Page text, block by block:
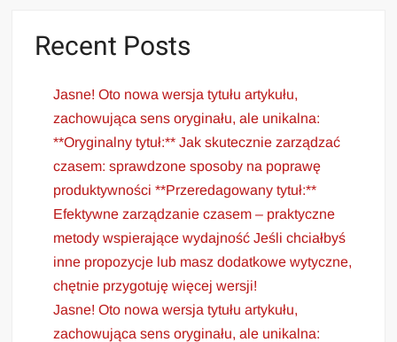
Recent Posts
Jasne! Oto nowa wersja tytułu artykułu,
zachowująca sens oryginału, ale unikalna:
**Oryginalny tytuł:** Jak skutecznie zarządzać
czasem: sprawdzone sposoby na poprawę
produktywności **Przeredagowany tytuł:**
Efektywne zarządzanie czasem – praktyczne
metody wspierające wydajność Jeśli chciałbyś
inne propozycje lub masz dodatkowe wytyczne,
chętnie przygotuję więcej wersji!
Jasne! Oto nowa wersja tytułu artykułu,
zachowująca sens oryginału, ale unikalna: